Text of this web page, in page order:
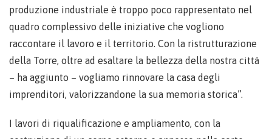
produzione industriale è troppo poco rappresentato nel
quadro complessivo delle iniziative che vogliono
raccontare il lavoro e il territorio. Con la ristrutturazione
della Torre, oltre ad esaltare la bellezza della nostra città
– ha aggiunto – vogliamo rinnovare la casa degli
imprenditori, valorizzandone la sua memoria storica”.
I lavori di riqualificazione e ampliamento, con la